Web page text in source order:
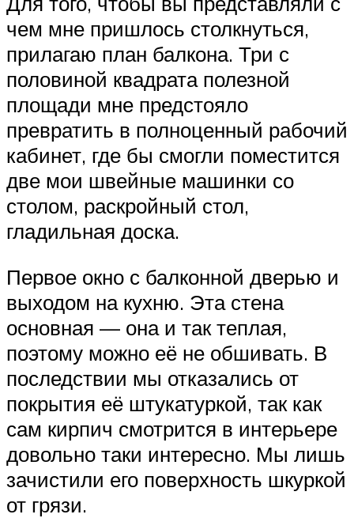
чем мне пришлось столкнуться,
прилагаю план балкона. Три с
половиной квадрата полезной
площади мне предстояло
превратить в полноценный рабочий
кабинет, где бы смогли поместится
две мои швейные машинки со
столом, раскройный стол,
гладильная доска.
Первое окно с балконной дверью и
выходом на кухню. Эта стена
основная — она и так теплая,
поэтому можно её не обшивать. В
последствии мы отказались от
покрытия её штукатуркой, так как
сам кирпич смотрится в интерьере
довольно таки интересно. Мы лишь
зачистили его поверхность шкуркой
от грязи.